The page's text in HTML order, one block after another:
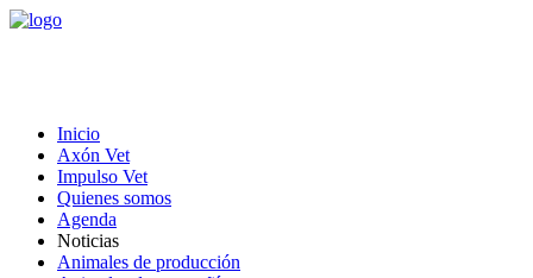
Inicio
Axón Vet
Impulso Vet
Quienes somos
Agenda
Noticias
Animales de producción